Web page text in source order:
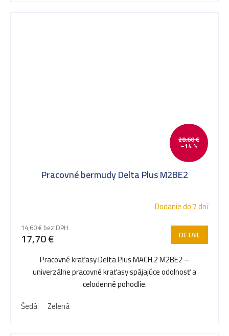
20,60 €
–14 %
Pracovné bermudy Delta Plus M2BE2
Dodanie do 7 dní
14,60 € bez DPH
17,70 € DETAIL
Pracovné kraťasy Delta Plus MACH 2 M2BE2 –
univerzálne pracovné kraťasy spájajúce odolnosť a
celodenné pohodlie.
Šedá
Zelená